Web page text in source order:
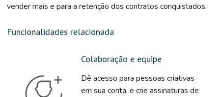
vender mais e para a retenção dos contratos conquistados.
Funcionalidades relacionada
Colaboração e equipe
Dê acesso para pessoas criativas
em sua conta, e crie assinaturas de